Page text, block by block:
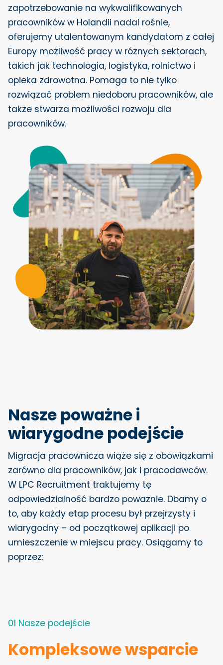
zapotrzebowanie na wykwalifikowanych
pracowników w Holandii nadal rośnie,
oferujemy utalentowanym kandydatom z całej
Europy możliwość pracy w różnych sektorach,
takich jak technologia, logistyka, rolnictwo i
opieka zdrowotna. Pomaga to nie tylko
rozwiązać problem niedoboru pracowników, ale
także stwarza możliwości rozwoju dla
pracowników.
Nasze poważne i
wiarygodne podejście
Migracja pracownicza wiąże się z obowiązkami
zarówno dla pracowników, jak i pracodawców.
W LPC Recruitment traktujemy tę
odpowiedzialność bardzo poważnie. Dbamy o
to, aby każdy etap procesu był przejrzysty i
wiarygodny – od początkowej aplikacji po
umieszczenie w miejscu pracy. Osiągamy to
poprzez:
01 Nasze podejście
Kompleksowe wsparcie